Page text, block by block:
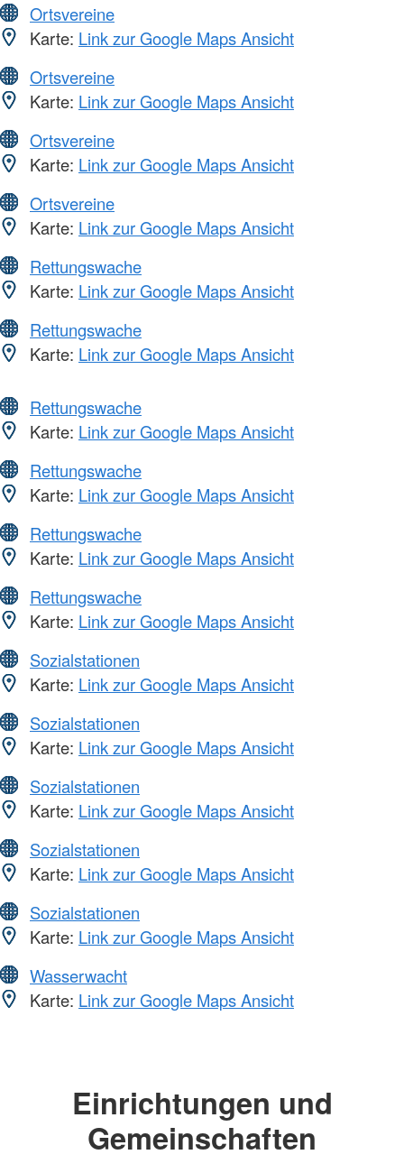
Ortsvereine
Karte: Link zur Google Maps Ansicht
Ortsvereine
Karte: Link zur Google Maps Ansicht
Ortsvereine
Karte: Link zur Google Maps Ansicht
Ortsvereine
Karte: Link zur Google Maps Ansicht
Rettungswache
Karte: Link zur Google Maps Ansicht
Rettungswache
Karte: Link zur Google Maps Ansicht
Rettungswache
Karte: Link zur Google Maps Ansicht
Rettungswache
Karte: Link zur Google Maps Ansicht
Rettungswache
Karte: Link zur Google Maps Ansicht
Rettungswache
Karte: Link zur Google Maps Ansicht
Sozialstationen
Karte: Link zur Google Maps Ansicht
Sozialstationen
Karte: Link zur Google Maps Ansicht
Sozialstationen
Karte: Link zur Google Maps Ansicht
Sozialstationen
Karte: Link zur Google Maps Ansicht
Sozialstationen
Karte: Link zur Google Maps Ansicht
Wasserwacht
Karte: Link zur Google Maps Ansicht
Einrichtungen und
Gemeinschaften